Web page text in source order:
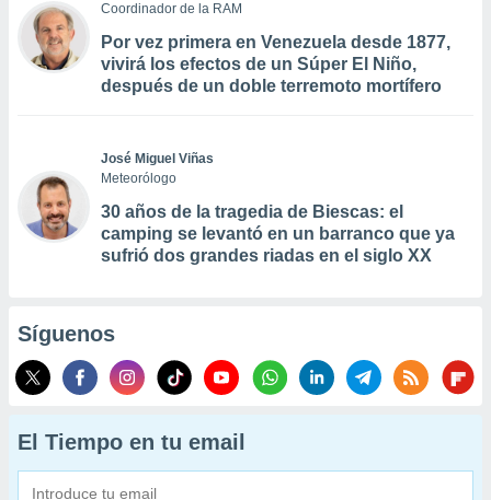
Coordinador de la RAM
Por vez primera en Venezuela desde 1877,
vivirá los efectos de un Súper El Niño,
después de un doble terremoto mortífero
José Miguel Viñas
Meteorólogo
30 años de la tragedia de Biescas: el
camping se levantó en un barranco que ya
sufrió dos grandes riadas en el siglo XX
Síguenos
El Tiempo en tu email